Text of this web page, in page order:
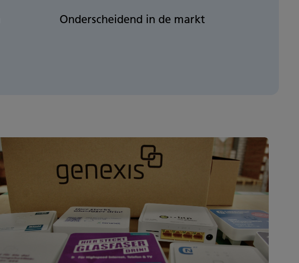
Onderscheidend in de markt